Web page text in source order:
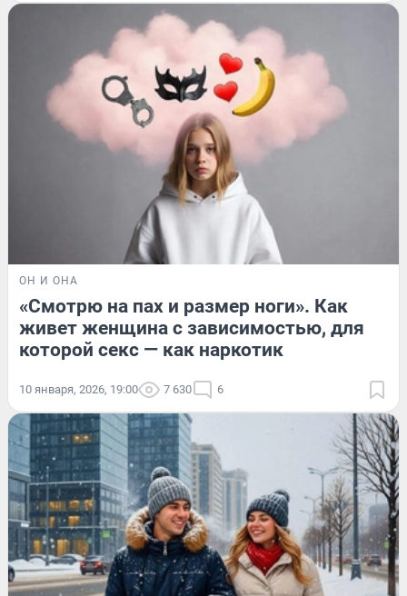
ОН И ОНА
«Смотрю на пах и размер ноги». Как
живет женщина с зависимостью, для
которой секс — как наркотик
10 января, 2026, 19:00 7 630 6